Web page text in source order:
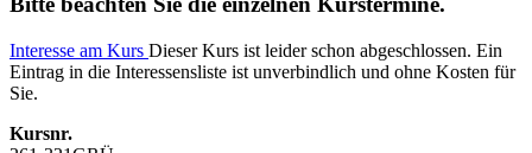
Interesse am Kurs Dieser Kurs ist leider schon abgeschlossen. Ein
Eintrag in die Interessensliste ist unverbindlich und ohne Kosten für
Sie.
Kursnr.